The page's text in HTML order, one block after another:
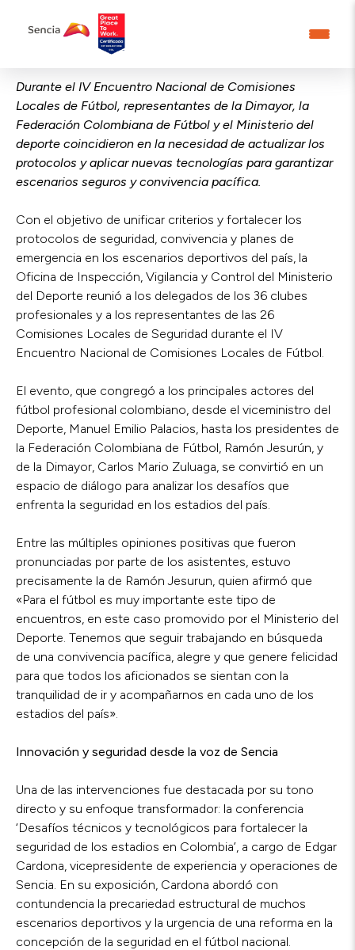
Durante el IV Encuentro Nacional de Comisiones
Locales de Fútbol, representantes de la Dimayor, la
Federación Colombiana de Fútbol y el Ministerio del
deporte coincidieron en la necesidad de actualizar los
protocolos y aplicar nuevas tecnologías para garantizar
escenarios seguros y convivencia pacífica.
Con el objetivo de unificar criterios y fortalecer los
protocolos de seguridad, convivencia y planes de
emergencia en los escenarios deportivos del país, la
Oficina de Inspección, Vigilancia y Control del Ministerio
del Deporte reunió a los delegados de los 36 clubes
profesionales y a los representantes de las 26
Comisiones Locales de Seguridad durante el IV
Encuentro Nacional de Comisiones Locales de Fútbol.
El evento, que congregó a los principales actores del
fútbol profesional colombiano, desde el viceministro del
Deporte, Manuel Emilio Palacios, hasta los presidentes de
la Federación Colombiana de Fútbol, Ramón Jesurún, y
de la Dimayor, Carlos Mario Zuluaga, se convirtió en un
espacio de diálogo para analizar los desafíos que
enfrenta la seguridad en los estadios del país.
Entre las múltiples opiniones positivas que fueron
pronunciadas por parte de los asistentes, estuvo
precisamente la de Ramón Jesurun, quien afirmó que
«Para el fútbol es muy importante este tipo de
encuentros, en este caso promovido por el Ministerio del
Deporte. Tenemos que seguir trabajando en búsqueda
de una convivencia pacífica, alegre y que genere felicidad
para que todos los aficionados se sientan con la
tranquilidad de ir y acompañarnos en cada uno de los
estadios del país».
Innovación y seguridad desde la voz de Sencia
Una de las intervenciones fue destacada por su tono
directo y su enfoque transformador: la conferencia
‘Desafíos técnicos y tecnológicos para fortalecer la
seguridad de los estadios en Colombia’, a cargo de Edgar
Cardona, vicepresidente de experiencia y operaciones de
Sencia. En su exposición, Cardona abordó con
contundencia la precariedad estructural de muchos
escenarios deportivos y la urgencia de una reforma en la
concepción de la seguridad en el fútbol nacional.